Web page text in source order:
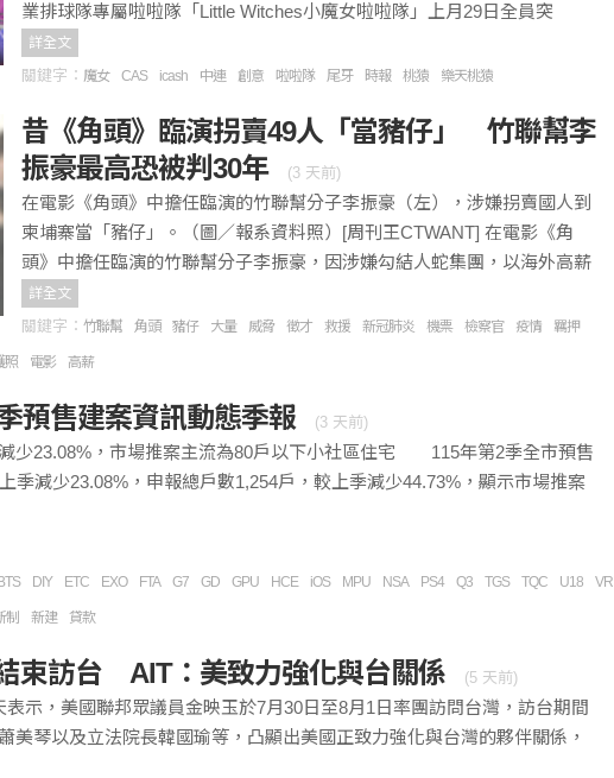
業排球隊專屬啦啦隊「Little Witches小魔女啦啦隊」上月29日全員突
詳全文
關鍵字： 魔女 CAS icash 中連 創意 啦啦隊 尾牙 時報 桃猿 樂天桃猿
昔《角頭》臨演拐賣49人「當豬仔」 竹聯幫李
振豪最高恐被判30年
(3 天前)
在電影《角頭》中擔任臨演的竹聯幫分子李振豪（左），涉嫌拐賣國人到
柬埔寨當「豬仔」。（圖／報系資料照）[周刊王CTWANT] 在電影《角
頭》中擔任臨演的竹聯幫分子李振豪，因涉嫌勾結人蛇集團，以海外高薪
詳全文
關鍵字： 竹聯幫 角頭 豬仔 大量 威脅 徵才 救援 新冠肺炎 機票 檢察官 疫情 羈押
照 電影 高薪
預售建案資訊動態季報 (3 天前)
少23.08%，市場推案主流為80戶以下小社區住宅 115年第2季全市預售
季減少23.08%，申報總戶數1,254戶，較上季減少44.73%，顯示市場推案
BTS DIY ETC EXO FTA G7 GD GPU HCE iOS MPU NSA PS4 Q3 TGS TQC U18 VR
制 新建 貸款
束訪台 AIT：美致力強化與台關係 (5 天前)
示，美國聯邦眾議員金映玉於7月30日至8月1日率團訪問台灣，訪台期間
美琴以及立法院長韓國瑜等，凸顯出美國正致力強化與台灣的夥伴關係，